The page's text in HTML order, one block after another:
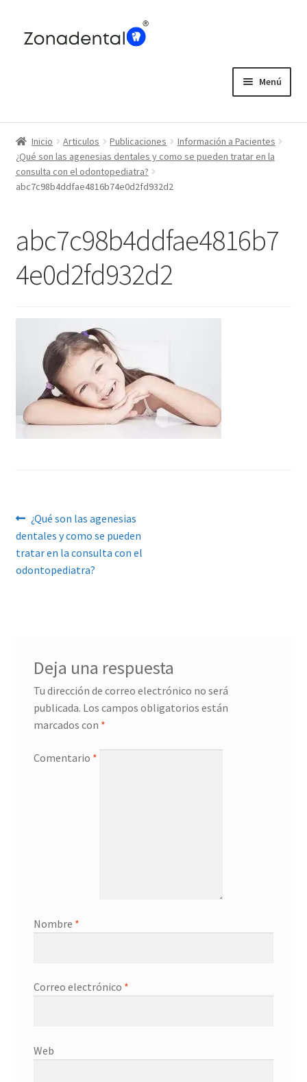
Menú
Blog
Inicio Articulos Publicaciones
Información a Pacientes
¿Qué son las agenesias dentales y como se pueden tratar en la
consulta con el odontopediatra?
abc7c98b4ddfae4816b74e0d2fd932d2
abc7c98b4ddfae4816b7
4e0d2fd932d2
Navegación
de
entradas
Anterior:
¿Qué son las agenesias
dentales y como se pueden
tratar en la consulta con el
odontopediatra?
Deja una respuesta
Tu dirección de correo electrónico no será
publicada. Los campos obligatorios están
marcados con *
Comentario *
Nombre *
Correo electrónico *
Web